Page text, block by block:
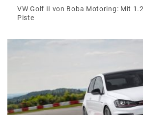
VW Golf II von Boba Motoring: Mit
Piste